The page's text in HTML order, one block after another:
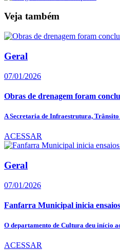
Veja também
Geral
07/01/2026
Obras de drenagem foram
A Secretaria de Infraestrutura,
ACESSAR
Geral
07/01/2026
Fanfarra Municipal inicia
O departamento de Cultura deu início
ACESSAR